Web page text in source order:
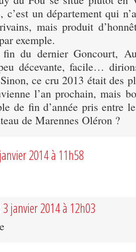
c’est un département qui
mais produit
exemple.
du dernier Goncourt,
décevante, facile…
ce cru 2013 était des
l’an prochain, mais
de fin d’année pris entre
de Marennes Oléron ?
2014 à 11h58
3 janvier 2014 à 12h03